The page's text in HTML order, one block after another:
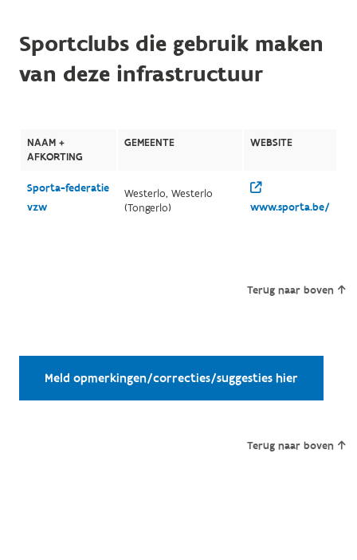
Sportclubs die gebruik maken
van deze infrastructuur
NAAM +
AFKORTING
GEMEENTE WEBSITE
Sporta-federatie
vzw
Westerlo, Westerlo
(Tongerlo)
www.sporta.be/
Terug naar boven
Meld opmerkingen/correcties/suggesties hier
Terug naar boven